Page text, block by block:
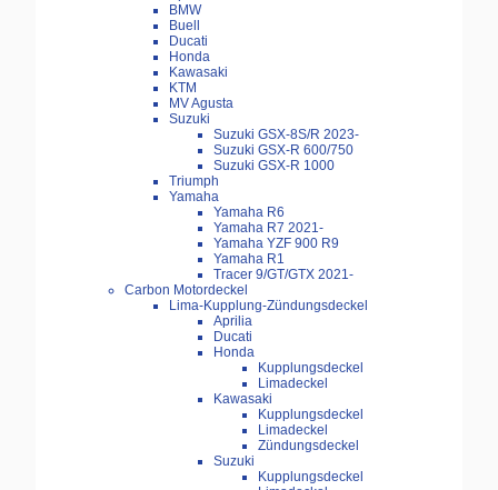
BMW
Buell
Ducati
Honda
Kawasaki
KTM
MV Agusta
Suzuki
Suzuki GSX-8S/R 2023-
Suzuki GSX-R 600/750
Suzuki GSX-R 1000
Triumph
Yamaha
Yamaha R6
Yamaha R7 2021-
Yamaha YZF 900 R9
Yamaha R1
Tracer 9/GT/GTX 2021-
Carbon Motordeckel
Lima-Kupplung-Zündungsdeckel
Aprilia
Ducati
Honda
Kupplungsdeckel
Limadeckel
Kawasaki
Kupplungsdeckel
Limadeckel
Zündungsdeckel
Suzuki
Kupplungsdeckel